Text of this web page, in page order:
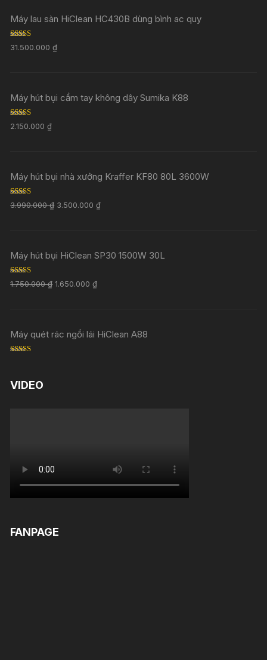
Máy lau sàn HiClean HC430B dùng bình ac quy
Rated5.00
out of 5
31.500.000₫
Máy hút bụi cầm tay không dây Sumika K88
Rated5.00
out of 5
2.150.000₫
Máy hút bụi nhà xưởng Kraffer KF80 80L 3600W
Rated 5.00
out of 5
3.990.000₫ 3.500.000₫
Máy hút bụi HiClean SP30 1500W 30L
Rated 5.00
out of 5
1.750.000₫ 1.650.000₫
Máy quét rác ngồi lái HiClean A88
VIDEO
FANPAGE